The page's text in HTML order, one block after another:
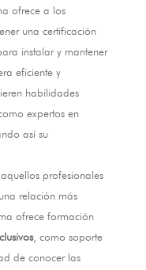
ofrece a los
una certificación
instalar y mantener
eficiente y
habilidades
expertos en
así su
profesionales
relación más
ofrece formación
, como soporte
de conocer las